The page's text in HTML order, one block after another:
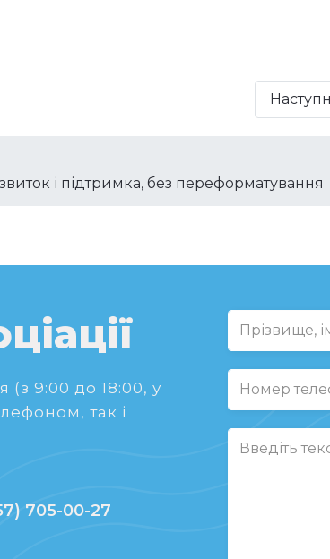
і підтримка, без переформатування
(з 9:00 до 18:00, у
так і
705-00-27